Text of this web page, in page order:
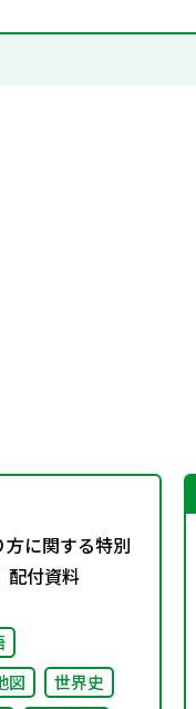
に関する特別
配付資料
図
世界史